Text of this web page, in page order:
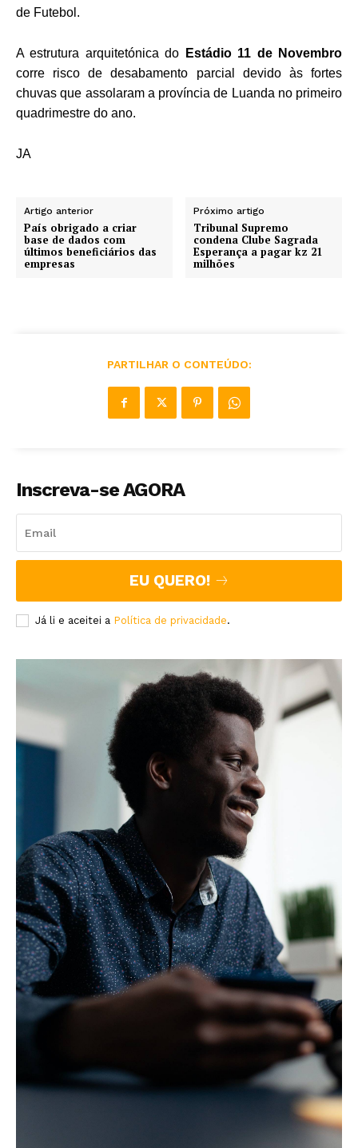
de Futebol.
A estrutura arquitetónica do Estádio 11 de Novembro
corre risco de desabamento parcial devido às fortes
chuvas que assolaram a província de Luanda no primeiro
quadrimestre do ano.
JA
Artigo anterior
País obrigado a criar
base de dados com
últimos beneficiários das
empresas
Próximo artigo
Tribunal Supremo
condena Clube Sagrada
Esperança a pagar kz 21
milhões
PARTILHAR O CONTEÚDO:
Inscreva-se AGORA
EU QUERO!
Já li e aceitei a Política de privacidade.